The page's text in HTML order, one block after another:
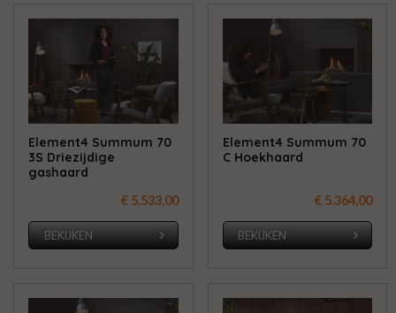
Element4 Summum 70
3S Driezijdige
gashaard
€ 5.533,00
BEKIJKEN
Element4 Summum 70
C Hoekhaard
€ 5.364,00
BEKIJKEN